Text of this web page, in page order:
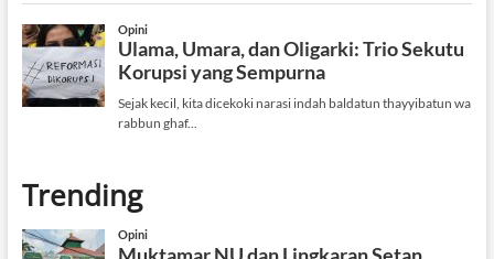
Trending